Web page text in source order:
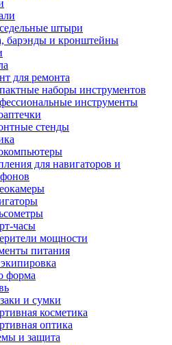
штыри
барэнды и кронштейны
для ремонта
наборы инструментов
инструменты
стенды
для навигаторов и
часы
мощности
питания
форма
и сумки
косметика
оптика
и защита